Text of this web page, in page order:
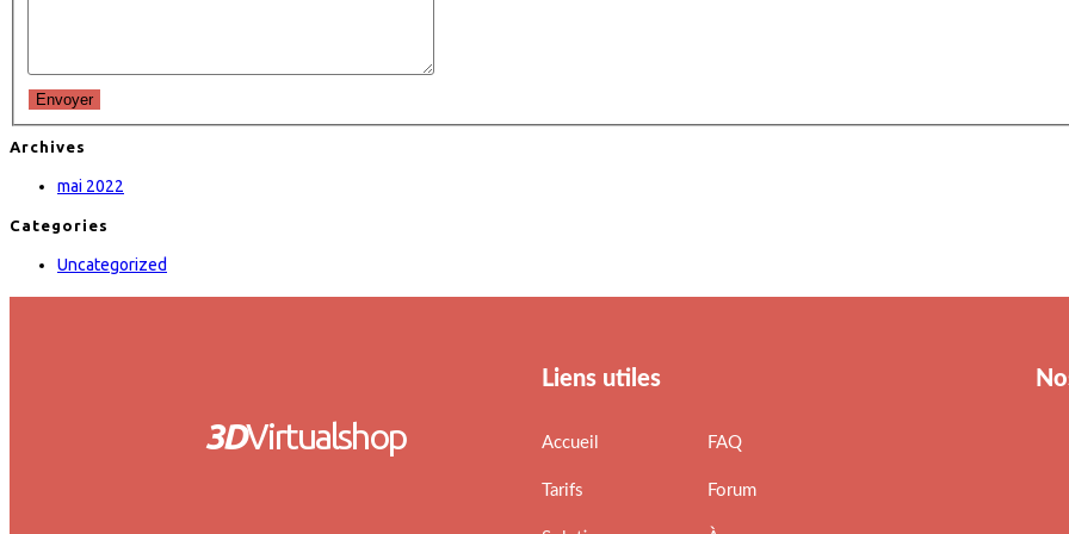
Envoyer
Archives
mai 2022
Categories
Uncategorized
3DVirtualshop
Liens utiles
Accueil
Tarifs
FAQ
Forum